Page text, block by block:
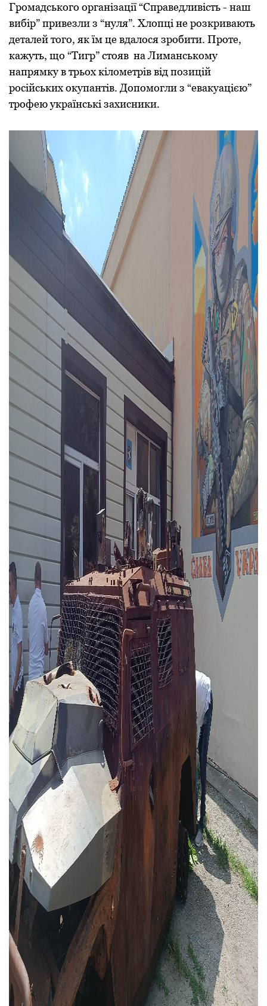
Громадського організації “Справедливість - наш
вибір” привезли з “нуля”. Хлопці не розкривають
деталей того, як їм це вдалося зробити. Проте,
кажуть, що “Тигр” стояв на Лиманському
напрямку в трьох кілометрів від позицій
російських окупантів. Допомогли з “евакуацією”
трофею українські захисники.